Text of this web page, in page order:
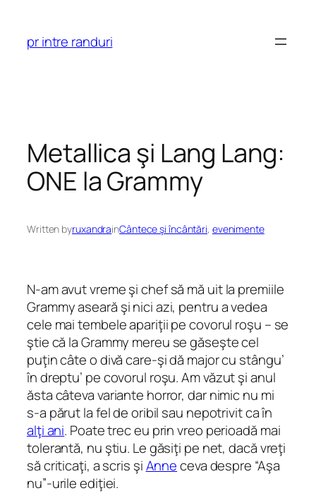
content
pr intre randuri
Metallica şi Lang Lang:
ONE la Grammy
Written byruxandrainCântece şi încântări, evenimente
N-am avut vreme şi chef să mă uit la premiile
Grammy aseară şi nici azi, pentru a vedea
cele mai tembele apariţii pe covorul roşu – se
ştie că la Grammy mereu se găseşte cel
puţin câte o divă care-şi dă major cu stângu’
în dreptu’ pe covorul roşu. Am văzut şi anul
ăsta câteva variante horror, dar nimic nu mi
s-a părut la fel de oribil sau nepotrivit ca în
alţi ani. Poate trec eu prin vreo perioadă mai
tolerantă, nu ştiu. Le găsiţi pe net, dacă vreţi
să criticaţi, a scris şiAnneceva despre “Aşa
nu”-urile ediţiei.